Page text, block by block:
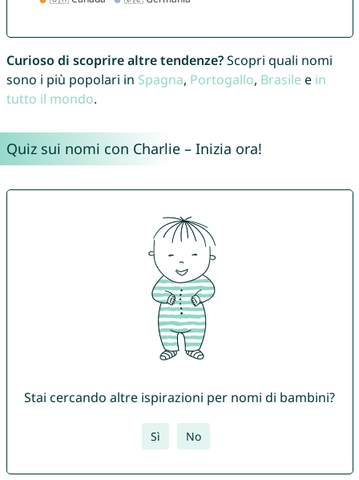
Curioso di scoprire altre tendenze?Scopri quali nomi
sono i più popolari in Spagna, Portogallo, Brasile e in
tutto il mondo.
Quiz sui nomi con Charlie – Inizia ora!
Stai cercando altre ispirazioni per nomi di bambini?
Sì No